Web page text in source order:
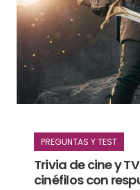
PREGUNTAS Y TEST
Trivia de cine y
cinéfilos con